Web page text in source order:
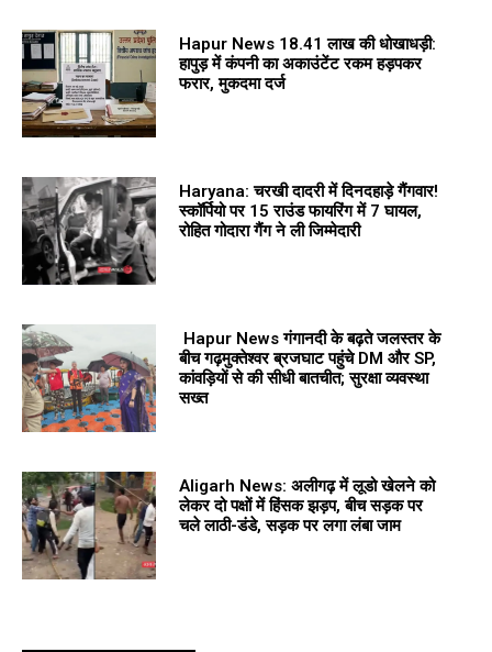
Hapur News 18.41 लाख की धोखाधड़ी:
हापुड़ में कंपनी का अकाउंटेंट रकम हड़पकर
फरार, मुकदमा दर्ज
Haryana: चरखी दादरी में दिनदहाड़े गैंगवार!
स्कॉर्पियो पर 15 राउंड फायरिंग में 7 घायल,
रोहित गोदारा गैंग ने ली जिम्मेदारी
Hapur News गंगानदी के बढ़ते जलस्तर के
बीच गढ़मुक्तेश्वर ब्रजघाट पहुंचे DM और SP,
कांवड़ियों से की सीधी बातचीत; सुरक्षा व्यवस्था
सख्त
Aligarh News: अलीगढ़ में लूडो खेलने को
लेकर दो पक्षों में हिंसक झड़प, बीच सड़क पर
चले लाठी-डंडे, सड़क पर लगा लंबा जाम